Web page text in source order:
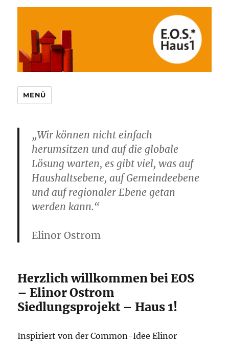
MENÜ
„Wir können nicht einfach
herumsitzen und auf die globale
Lösung warten, es gibt viel, was auf
Haushaltsebene, auf Gemeindeebene
und auf regionaler Ebene getan
werden kann.“
Elinor Ostrom
Herzlich willkommen bei EOS
– Elinor Ostrom
Siedlungsprojekt – Haus 1!
Inspiriert von der Common-Idee Elinor